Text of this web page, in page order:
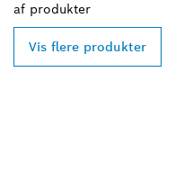
af produkter
Vis flere produkter